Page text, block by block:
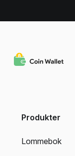
Produkter
Lommebok